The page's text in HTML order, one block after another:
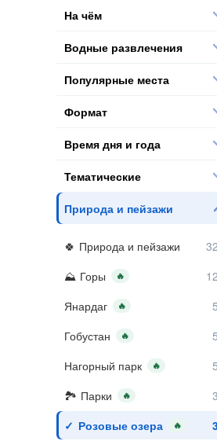
На чём
Водные развлечения
Популярные места
Формат
Время дня и года
Тематические
Природа и пейзажи
Природа и пейзажи
Горы
🔥
Янардаг 🔥
Гобустан 🔥
Нагорный парк 🔥
Парки 🔥
Розовые озера 🔥